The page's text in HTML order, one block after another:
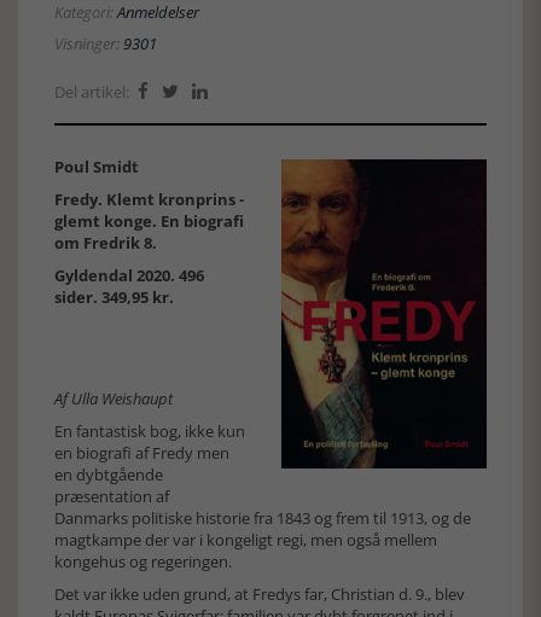
Kategori:Anmeldelser
Visninger:9301
Del artikel:   
Poul Smidt
Fredy. Klemt kronprins -
glemt konge. En biografi
om Fredrik 8.
Gyldendal 2020. 496
sider. 349,95 kr.
Af Ulla Weishaupt
En fantastisk bog, ikke kun
en biografi af Fredy men
en dybtgående
præsentation af
Danmarks politiske historie fra 1843 og frem til 1913, og de
magtkampe der var i kongeligt regi, men også mellem
kongehus og regeringen.
Det var ikke uden grund, at Fredys far, Christian d. 9., blev